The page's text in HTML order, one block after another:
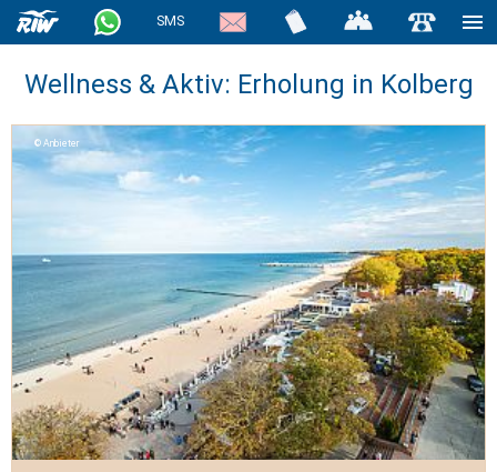
SMS
Wellness & Aktiv: Erholung in Kolberg
Anbieter